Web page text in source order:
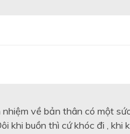
về bản thân có một
khi buồn thì cứ khóc đi , khi